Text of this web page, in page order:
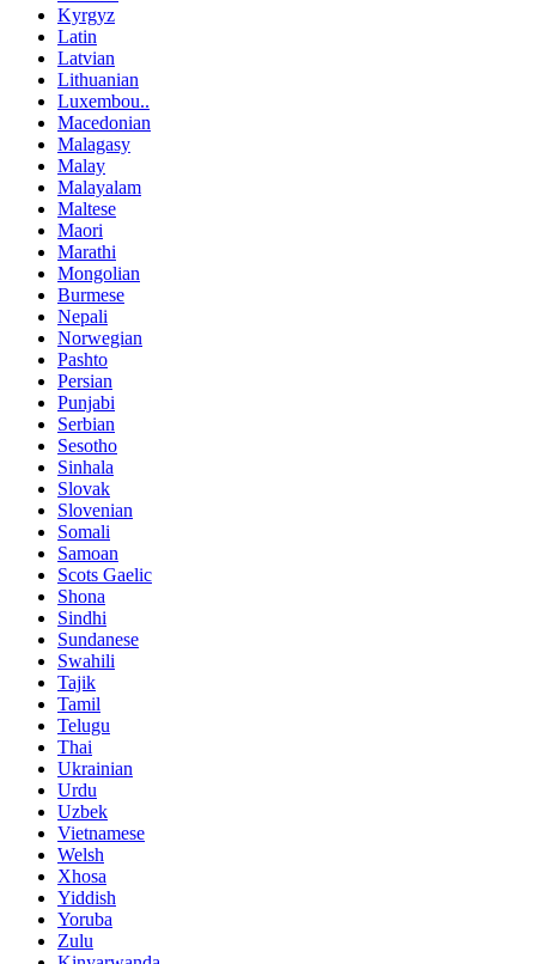
Kyrgyz
Latin
Latvian
Lithuanian
Luxembou..
Macedonian
Malagasy
Malay
Malayalam
Maltese
Maori
Marathi
Mongolian
Burmese
Nepali
Norwegian
Pashto
Persian
Punjabi
Serbian
Sesotho
Sinhala
Slovak
Slovenian
Somali
Samoan
Scots Gaelic
Shona
Sindhi
Sundanese
Swahili
Tajik
Tamil
Telugu
Thai
Ukrainian
Urdu
Uzbek
Vietnamese
Welsh
Xhosa
Yiddish
Yoruba
Zulu